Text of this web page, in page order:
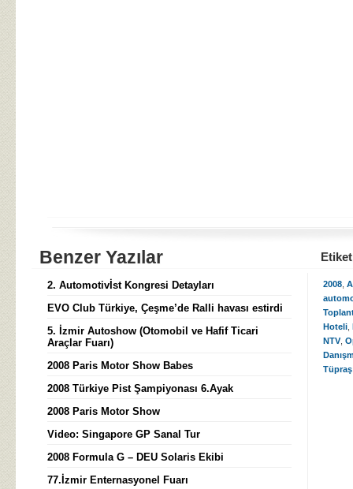
Benzer Yazılar
2. Automotivİst Kongresi Detayları
EVO Club Türkiye, Çeşme’de Ralli havası estirdi
5. İzmir Autoshow (Otomobil ve Hafif Ticari
Araçlar Fuarı)
2008 Paris Motor Show Babes
2008 Türkiye Pist Şampiyonası 6.Ayak
2008 Paris Motor Show
Video: Singapore GP Sanal Tur
2008 Formula G – DEU Solaris Ekibi
77.İzmir Enternasyonel Fuarı
2008,
Hoteli,
NTV,
Tüpraş